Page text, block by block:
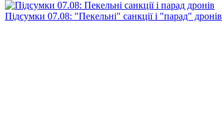
Підсумки 07.08: "Пекельні" санкції і "парад" дронів